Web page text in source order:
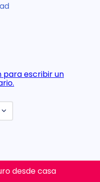
para escribir un
desde casa